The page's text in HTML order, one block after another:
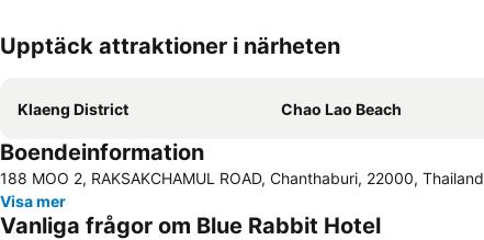
Upptäck attraktioner i närheten
Klaeng District Chao Lao Beach
Boendeinformation
188 MOO 2, RAKSAKCHAMUL ROAD, Chanthaburi, 22000, Thailand
Visa mer
Vanliga frågor om Blue Rabbit Hotel